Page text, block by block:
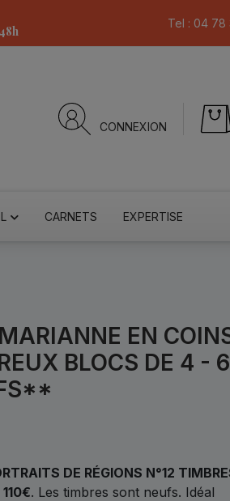
Tel : 04 78
CONNEXION
CARNETS EXPERTISE
EN
BLOCS DE 4 -
DE RÉGIONS N°12
. Les timbres sont neufs. Idéal